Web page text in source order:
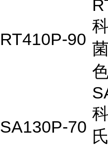
RT410P-90
SA130P-70